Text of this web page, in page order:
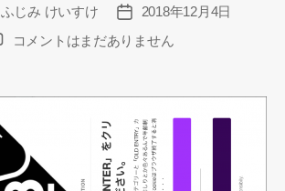
ふじみ けいすけ
投
稿
日
2018年12月4日
年
認
ラ
グ
イ
コメントはまだありません